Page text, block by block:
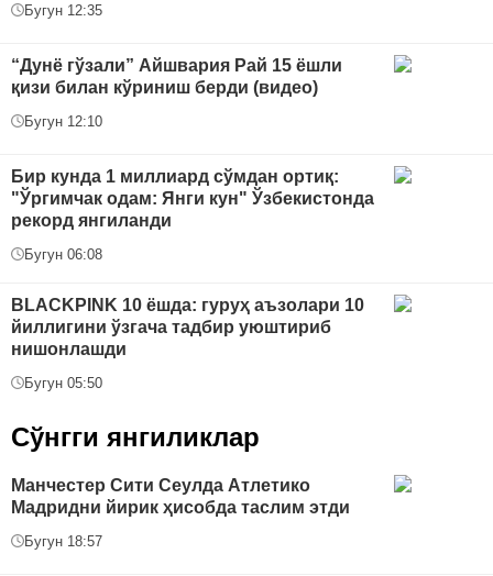
Бугун 12:35
“Дунё гўзали” Айшвария Рай 15 ёшли
қизи билан кўриниш берди (видео)
Бугун 12:10
Бир кунда 1 миллиард сўмдан ортиқ:
"Ўргимчак одам: Янги кун" Ўзбекистонда
рекорд янгиланди
Бугун 06:08
BLACKPINK 10 ёшда: гуруҳ аъзолари 10
йиллигини ўзгача тадбир уюштириб
нишонлашди
Бугун 05:50
Сўнгги янгиликлар
Манчестер Сити Сеулда Атлетико
Мадридни йирик ҳисобда таслим этди
Бугун 18:57